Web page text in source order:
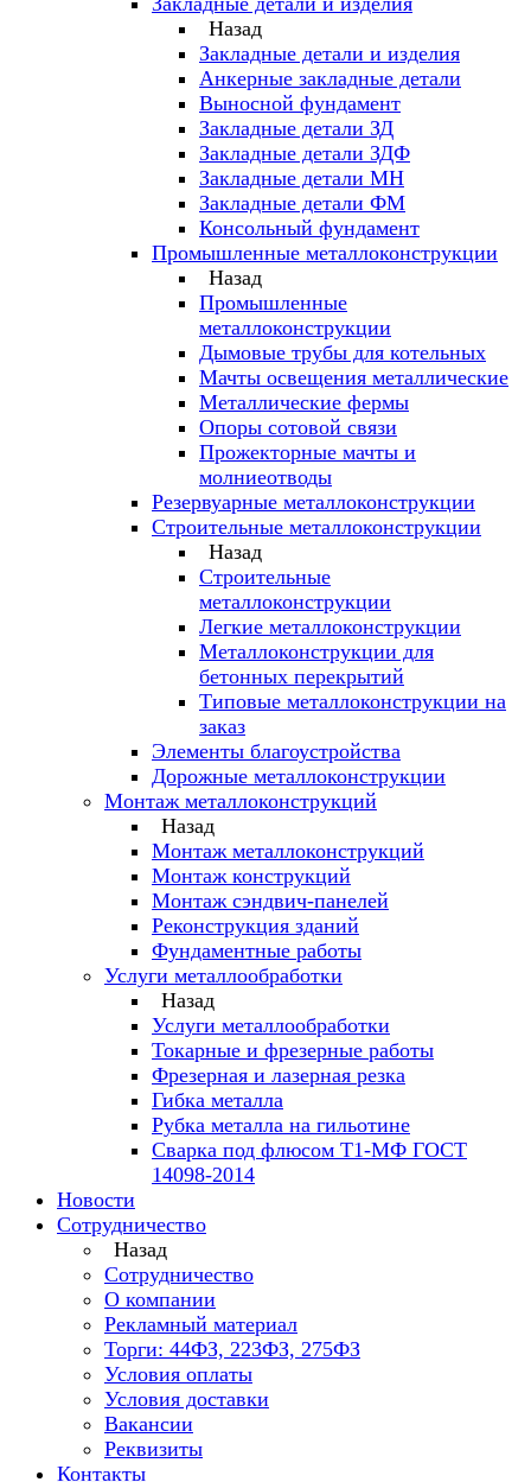
Назад
Закладные детали и изделия
Анкерные закладные детали
Выносной фундамент
Закладные детали ЗД
Закладные детали ЗДФ
Закладные детали МН
Закладные детали ФМ
Консольный фундамент
Промышленные металлоконструкции
Назад
Промышленные
металлоконструкции
Дымовые трубы для котельных
Мачты освещения металлические
Металлические фермы
Опоры сотовой связи
Прожекторные мачты и
молниеотводы
Резервуарные металлоконструкции
Строительные металлоконструкции
Назад
Строительные
металлоконструкции
Легкие металлоконструкции
Металлоконструкции для
бетонных перекрытий
Типовые металлоконструкции на
заказ
Элементы благоустройства
Дорожные металлоконструкции
Монтаж металлоконструкций
Назад
Монтаж металлоконструкций
Монтаж конструкций
Монтаж сэндвич-панелей
Реконструкция зданий
Фундаментные работы
Услуги металлообработки
Назад
Услуги металлообработки
Токарные и фрезерные работы
Фрезерная и лазерная резка
Гибка металла
Рубка металла на гильотине
Сварка под флюсом Т1-МФ ГОСТ
14098-2014
Новости
Сотрудничество
Назад
Сотрудничество
О компании
Рекламный материал
Торги: 44ФЗ, 223ФЗ, 275ФЗ
Условия оплаты
Условия доставки
Вакансии
Реквизиты
Контакты